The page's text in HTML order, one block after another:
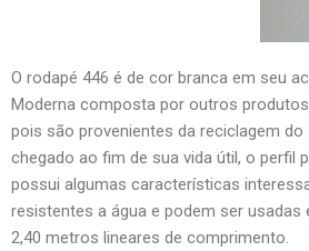
O rodapé 446 é de cor branca em seu
Moderna composta por outros
pois são provenientes da reciclagem
chegado ao fim de sua vida útil, o perfil
possui algumas características
resistentes a água e podem ser
2,40 metros lineares de comprimento.